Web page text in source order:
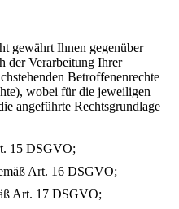
gewährt Ihnen gegenüber
der Verarbeitung Ihrer
Betroffenenrechte
wobei für die jeweiligen
angeführte Rechtsgrundlage
15 DSGVO;
Art. 16 DSGVO;
Art. 17 DSGVO;